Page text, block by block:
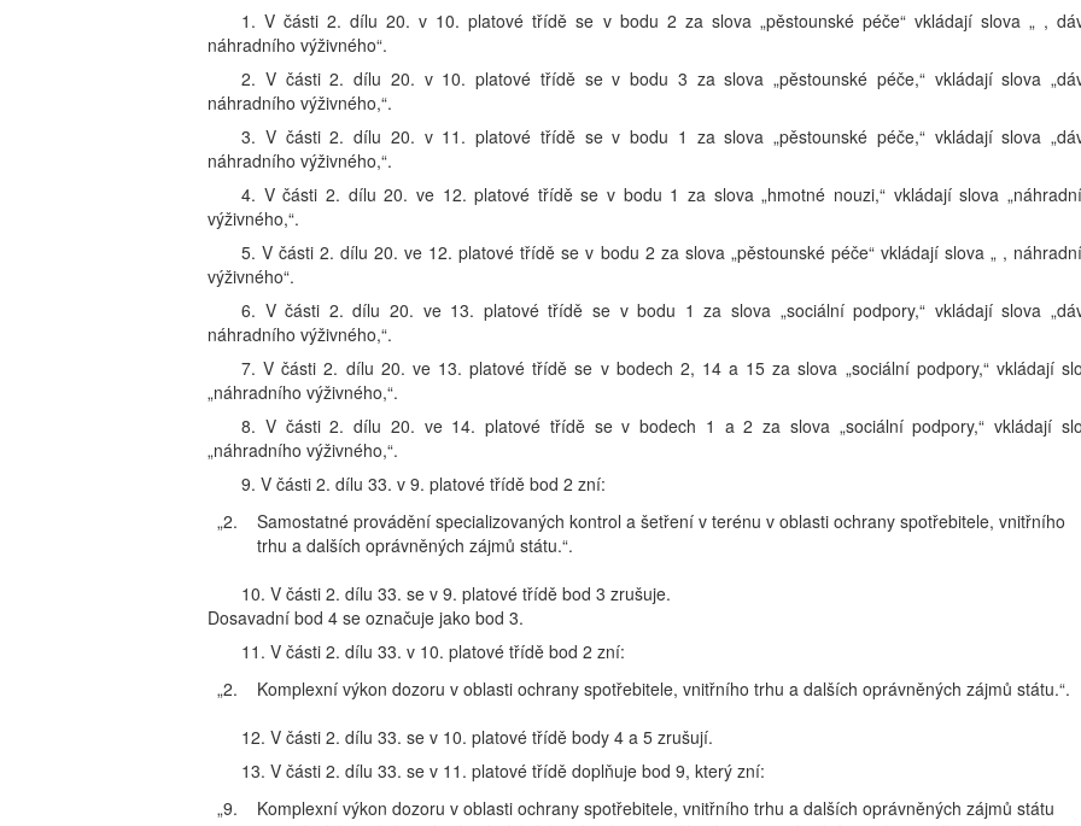
1. V části 2. dílu 20. v 10. platové třídě se v bodu 2 za slova „pěstounské péče“ vkládají slova „ ,
náhradního výživného“.
2. V části 2. dílu 20. v 10. platové třídě se v bodu 3 za slova „pěstounské péče,“ vkládají slova
náhradního výživného,“.
3. V části 2. dílu 20. v 11. platové třídě se v bodu 1 za slova „pěstounské péče,“ vkládají slova
náhradního výživného,“.
4. V části 2. dílu 20. ve 12. platové třídě se v bodu 1 za slova „hmotné nouzi,“ vkládají slova
výživného,“.
5. V části 2. dílu 20. ve 12. platové třídě se v bodu 2 za slova „pěstounské péče“ vkládají slova „ ,
výživného“.
6. V části 2. dílu 20. ve 13. platové třídě se v bodu 1 za slova „sociální podpory,“ vkládají slova
náhradního výživného,“.
7. V části 2. dílu 20. ve 13. platové třídě se v bodech 2, 14 a 15 za slova „sociální podpory,“ vkládají
„náhradního výživného,“.
8. V části 2. dílu 20. ve 14. platové třídě se v bodech 1 a 2 za slova „sociální podpory,“ vkládají
„náhradního výživného,“.
9. V části 2. dílu 33. v 9. platové třídě bod 2 zní:
„2.
Samostatné provádění specializovaných kontrol a šetření v terénu v oblasti ochrany spotřebitele, vnitřního
trhu a dalších oprávněných zájmů státu.“.
10. V části 2. dílu 33. se v 9. platové třídě bod 3 zrušuje.
Dosavadní bod 4 se označuje jako bod 3.
11. V části 2. dílu 33. v 10. platové třídě bod 2 zní:
„2.
Komplexní výkon dozoru v oblasti ochrany spotřebitele, vnitřního trhu a dalších oprávněných zájmů státu.“.
12. V části 2. dílu 33. se v 10. platové třídě body 4 a 5 zrušují.
13. V části 2. dílu 33. se v 11. platové třídě doplňuje bod 9, který zní:
„9.
Komplexní výkon dozoru v oblasti ochrany spotřebitele, vnitřního trhu a dalších oprávněných zájmů státu